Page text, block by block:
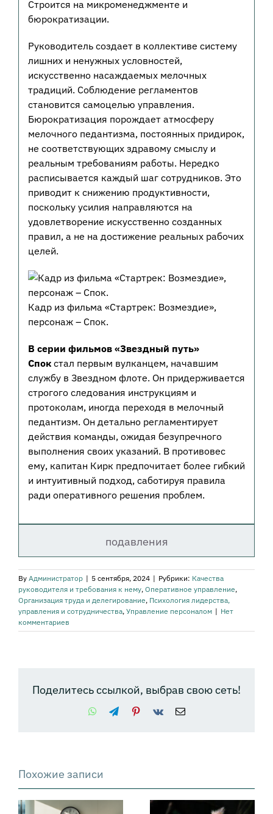
Строится на микроменеджменте и
бюрократизации.
Руководитель создает в коллективе систему
лишних и ненужных условностей,
искусственно насаждаемых мелочных
традиций. Соблюдение регламентов
становится самоцелью управления.
Бюрократизация порождает атмосферу
мелочного педантизма, постоянных придирок,
не соответствующих здравому смыслу и
реальным требованиям работы. Нередко
расписывается каждый шаг сотрудников. Это
приводит к снижению продуктивности,
поскольку усилия направляются на
удовлетворение искусственно созданных
правил, а не на достижение реальных рабочих
целей.
Кадр из фильма «Стартрек: Возмездие»,
персонаж – Спок.
В серии фильмов «Звездный путь»
Спок стал первым вулканцем, начавшим
службу в Звездном флоте. Он придерживается
строгого следования инструкциям и
протоколам, иногда переходя в мелочный
педантизм. Он детально регламентирует
действия команды, ожидая безупречного
выполнения своих указаний. В противовес
ему, капитан Кирк предпочитает более гибкий
и интуитивный подход, саботируя правила
ради оперативного решения проблем.
подавления
By Администратор | 5 сентября, 2024 | Рубрики: Качества
руководителя и требования к нему, Оперативное управление,
Организация труда и делегирование, Психология лидерства,
управления и сотрудничества, Управление персоналом | Нет
комментариев
Поделитесь ссылкой, выбрав свою сеть!
WhatsApp
TelegramPinterest
Vk Email
Похожие записи